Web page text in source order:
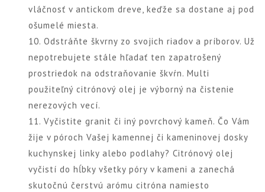
vláčnosť v antickom dreve, keďže sa dostane aj pod
ošumelé miesta.
10. Odstráňte škvrny zo svojich riadov a príborov. Už
nepotrebujete stále hľadať ten zapatrošený
prostriedok na odstraňovanie škvŕn. Multi
použiteľný citrónový olej je výborný na čistenie
nerezových vecí.
11. Vyčistite granit či iný povrchový kameň. Čo Vám
žije v póroch Vašej kamennej či kameninovej dosky
kuchynskej linky alebo podlahy? Citrónový olej
vyčistí do hĺbky všetky póry v kameni a zanechá
skutočnú čerstvú arómu citróna namiesto